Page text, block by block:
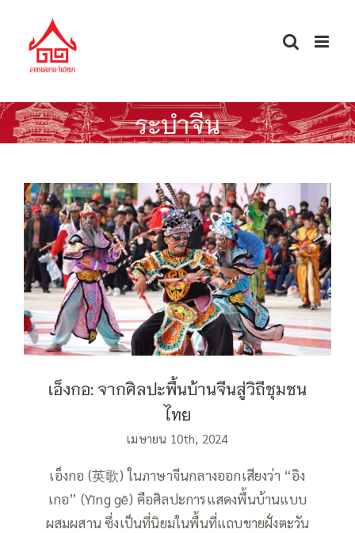
content
ระบำจีน
เอ็งกอ: จากศิลปะพื้นบ้านจีนสู่วิถีชุมชน
ไทย
เอ็งกอ: จากศิลปะพื้นบ้านจีนสู่วิถีชุมชน
ไทย
เมษายน 10th, 2024
เอ็งกอ (英歌) ในภาษาจีนกลางออกเสียงว่า “อิง
เกอ” (Yīng gē) คือศิลปะการแสดงพื้นบ้านแบบ
ผสมผสาน ซึ่งเป็นที่นิยมในพื้นที่แถบชายฝั่งตะวัน